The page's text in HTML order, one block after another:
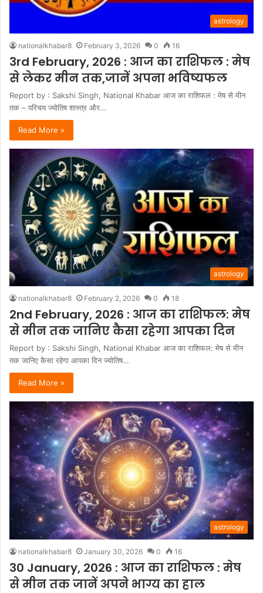
astrology
nationalkhabar8 February 3, 2026 0 16
3rd February, 2026 : आज का राशिफल : मेष
से लेकर मीन तक,जानें अपना भविष्यफल
Report by : Sakshi Singh, National Khabar आज का राशिफल : मेष से मीन
तक – परिचय ज्योतिष शास्त्र और…
Read More »
astrology
nationalkhabar8 February 2, 2026 0 18
2nd February, 2026 : आज का राशिफल: मेष
से मीन तक जानिए कैसा रहेगा आपका दिन
Report by : Sakshi Singh, National Khabar आज का राशिफल: मेष से मीन
तक जानिए कैसा रहेगा आपका दिन ज्योतिष…
Read More »
astrology
nationalkhabar8 January 30, 2026 0 16
30 January, 2026 : आज का राशिफल : मेष
से मीन तक जानें अपने भाग्य का हाल